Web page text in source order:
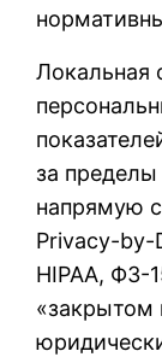
Локальная
за
напрямую
Privacy-by-
HIPAA, ФЗ-
«закрытом